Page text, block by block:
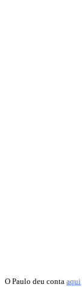
O Paulo deu conta aqui